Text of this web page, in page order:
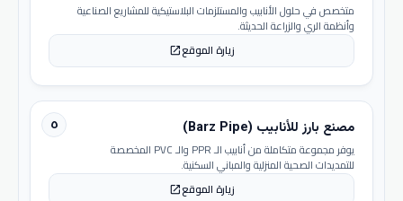
متخصص في حلول الأنابيب والمستلزمات البلاستيكية للمشاريع الصناعية
وأنظمة الري والزراعة الحديثة.
زيارة الموقعopen_in_new
٥ مصنع بارز للأنابيب (Barz Pipe)
يوفر مجموعة متكاملة من أنابيب الـ PPR والـ PVC المخصصة
للتمديدات الصحية المنزلية والمباني السكنية.
زيارة الموقعopen_in_new